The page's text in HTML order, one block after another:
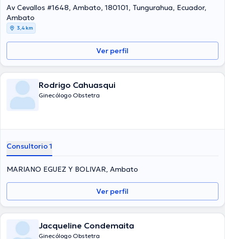
conferencias con la meta de tener una formación continua en su
campo de especialización y ha difundido importantes comunicados.
Av Cevallos #1648, Ambato, 180101, Tungurahua, Ecuador,
Ambato
3,4 km
Ver perfil
Rodrigo Cahuasqui
Ginecólogo Obstetra
Consultorio 1
MARIANO EGUEZ Y BOLIVAR, Ambato
Ver perfil
Jacqueline Condemaita
Ginecólogo Obstetra